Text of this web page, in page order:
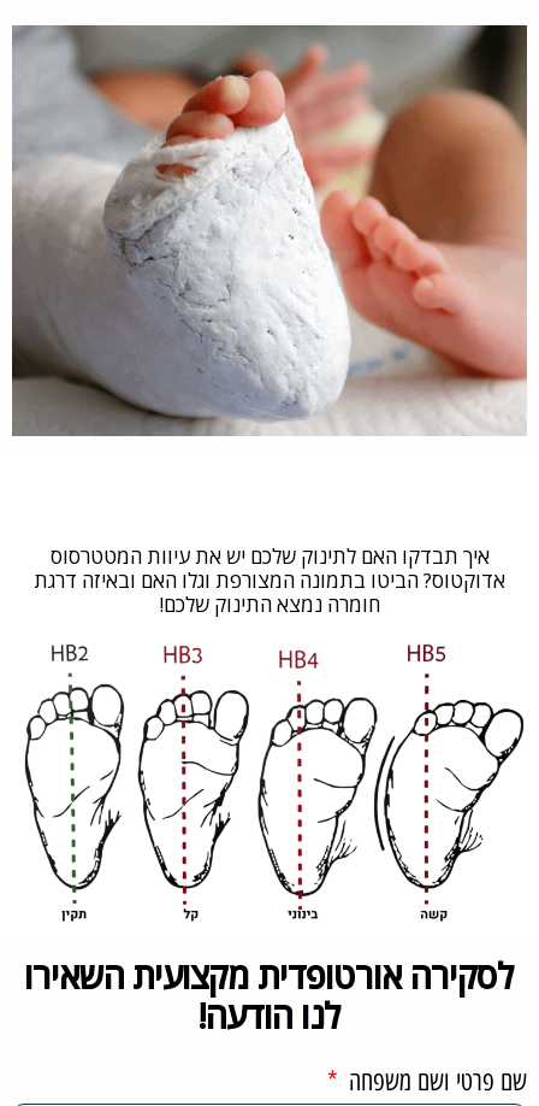
איך תבדקו האם לתינוק שלכם יש את עיוות המטטרסוס
אדוקטוס? הביטו בתמונה המצורפת וגלו האם ובאיזה דרגת
חומרה נמצא התינוק שלכם!
לסקירה אורטופדית מקצועית השאירו
לנו הודעה!
שם פרטי ושם משפחה